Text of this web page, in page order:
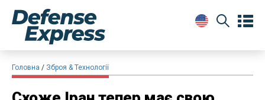
Головна Зброя & Технології